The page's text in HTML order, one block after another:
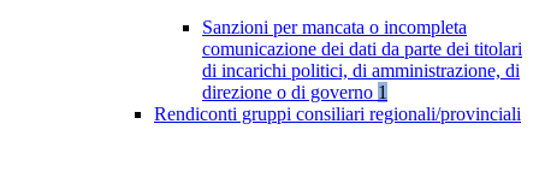
Sanzioni per mancata o incompleta
comunicazione dei dati da parte dei titolari
di incarichi politici, di amministrazione, di
direzione o di governo 1
Rendiconti gruppi consiliari regionali/provinciali